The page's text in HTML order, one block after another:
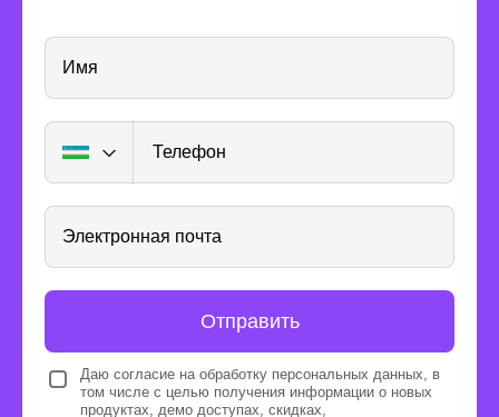
Имя
Телефон
Электронная почта
Отправить
Даю согласие на обработку персональных данных, в
том числе с целью получения информации о новых
продуктах, демо доступах, скидках,
Ребята достигают результатов
8 месяцев — это привычная
длительность обучения для школьника.
теорию и собрать портфолио из пяти
игр.